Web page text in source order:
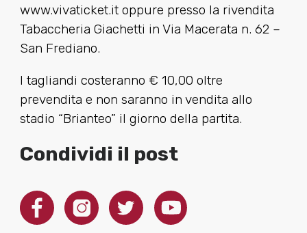
www.vivaticket.itoppure presso la rivendita
Tabaccheria Giachetti in Via Macerata n. 62 –
San Frediano.
I tagliandi costeranno € 10,00 oltre
prevendita e non saranno in vendita allo
stadio “Brianteo” il giorno della partita.
Condividi il post